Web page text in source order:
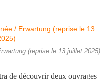
(reprise le 13 juillet 2025)
de découvrir deux ouvrages